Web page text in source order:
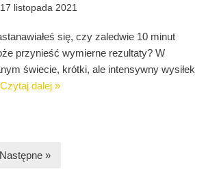
17 listopada 2021
się, czy zaledwie 10 minut
przynieść wymierne rezultaty? W
świecie, krótki, ale intensywny wysiłek
Czytaj dalej »
Następne »